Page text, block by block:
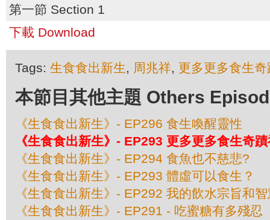
第一節 Section 1
下載 Download
Tags: 生食食出新生, 周兆祥, 更多更多食生
本節目其他主題 Others
《生食食出新生》- EP296 食生喚醒靈性
《生食食出新生》- EP293 更多更多食生奇
《生食食出新生》- EP294 食魚也不慈悲?
《生食食出新生》- EP293 體虛可以食生？
《生食食出新生》- EP292 我的飲水宗旨和
《生食食出新生》- EP291 - 吃蜜糖有多殘忍